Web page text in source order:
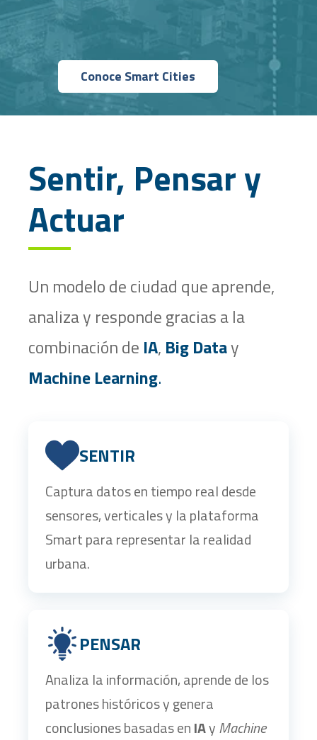
Conoce Smart Cities
Sentir, Pensar y
Actuar
Un modelo de ciudad que aprende,
analiza y responde gracias a la
combinación de IA, Big Datay
Machine Learning.
SENTIR
Captura datos en tiempo real desde
sensores, verticales y la plataforma
Smart para representar la realidad
urbana.
PENSAR
Analiza la información, aprende de los
patrones históricos y genera
conclusiones basadas enIAyMachine